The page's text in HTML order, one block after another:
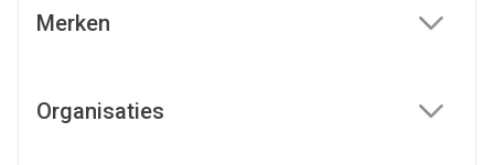
Merken
Organisaties